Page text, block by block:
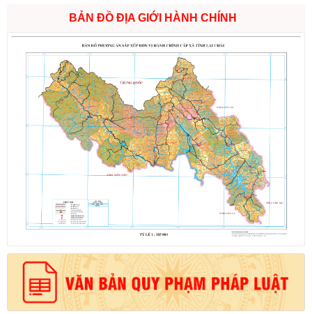
BẢN ĐỒ ĐỊA GIỚI HÀNH CHÍNH